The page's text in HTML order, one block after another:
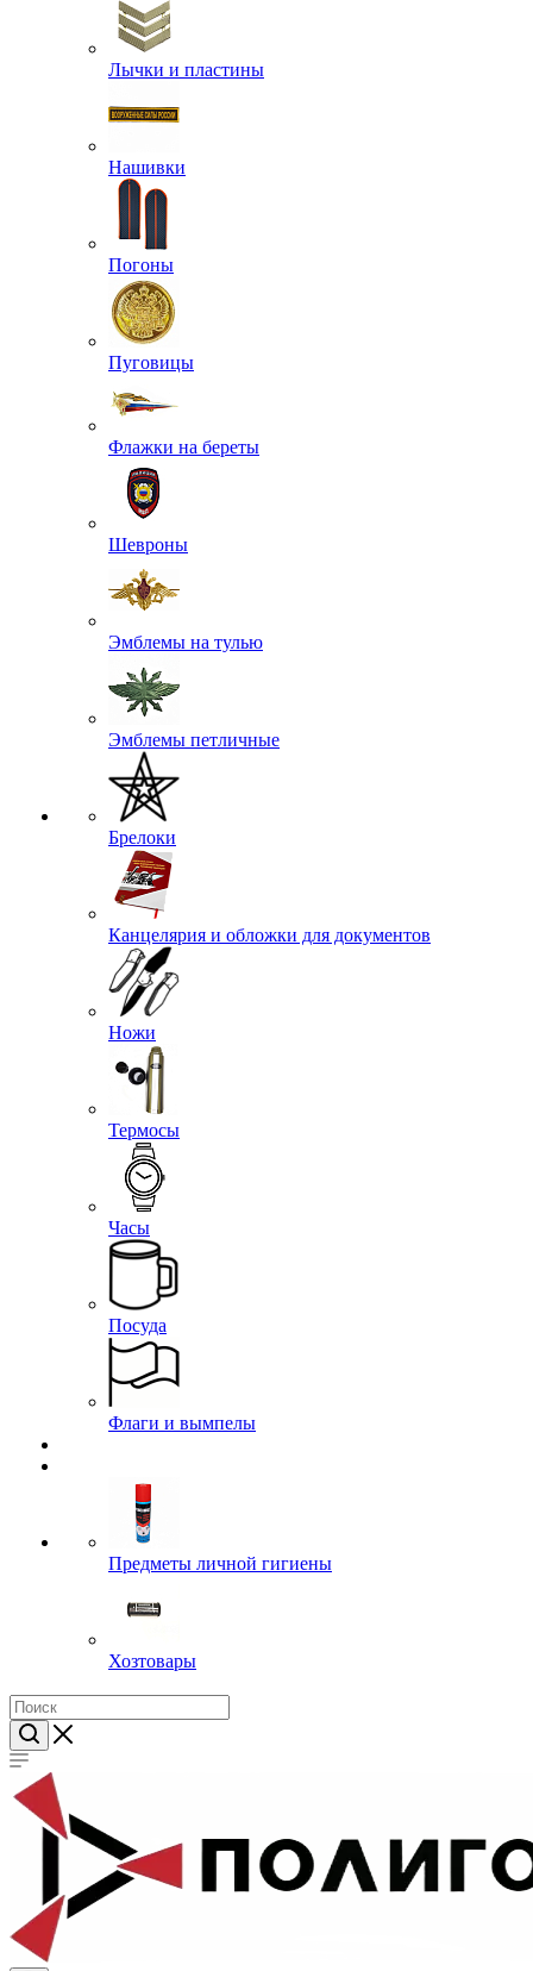
Лычки и пластины
Нашивки
Погоны
Пуговицы
Флажки на береты
Шевроны
Эмблемы на тулью
Эмблемы петличные
Брелоки
Канцелярия и обложки для документов
Ножи
Термосы
Часы
Посуда
Флаги и вымпелы
Предметы личной гигиены
Хозтовары